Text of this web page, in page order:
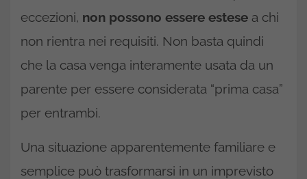
eccezioni, non possono essere estese a chi
non rientra nei requisiti. Non basta quindi
che la casa venga interamente usata da un
parente per essere considerata “prima casa”
per entrambi.
Una situazione apparentemente familiare e
semplice può trasformarsi in un imprevisto